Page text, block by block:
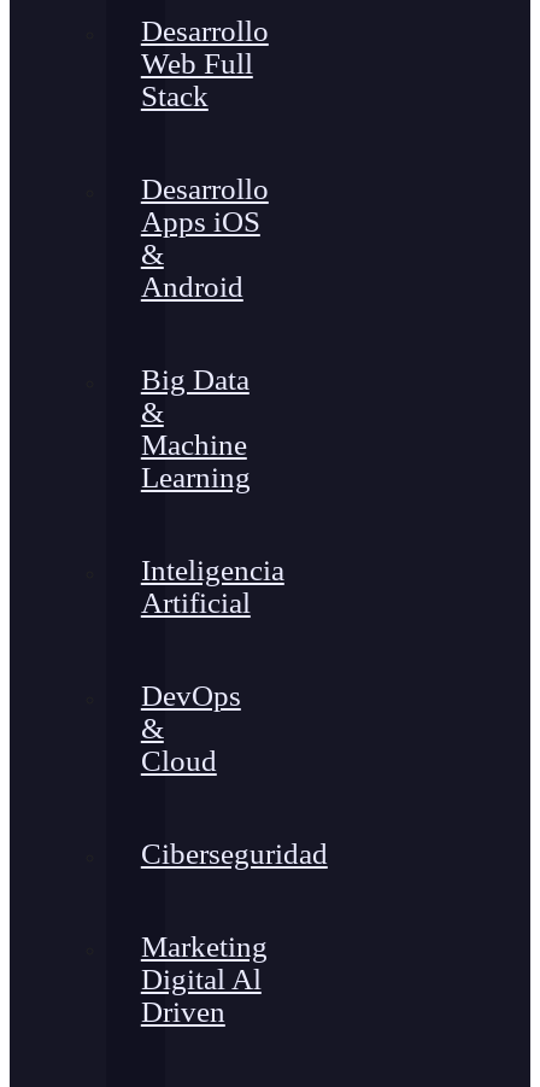
Desarrollo
Web Full
Stack
Desarrollo
Apps iOS
&
Android
Big Data
&
Machine
Learning
Inteligencia
Artificial
DevOps
&
Cloud
Ciberseguridad
Marketing
Digital Al
Driven